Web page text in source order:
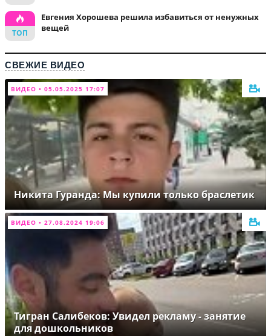
Евгения Хорошева решила избавиться от ненужных
вещей
СВЕЖИЕ ВИДЕО
ВИДЕО • 05.05.2025 17:07
Никита Гуранда: Мы купили только браслетик
ВИДЕО • 27.08.2024 19:06
Тигран Салибеков: Увидел рекламу - занятие
для дошкольников